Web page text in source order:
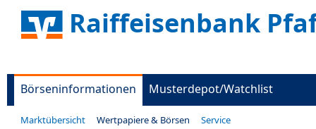
Raiffeisenbank
Börseninformationen Musterdepot/Watchlist
Marktübersicht Wertpapiere & Börsen Service